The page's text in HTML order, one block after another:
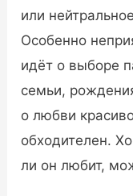
или
Особенно
идёт о выборе
семьи,
о любви
обходителен.
ли он любит,